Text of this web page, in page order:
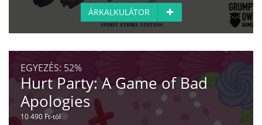
ÁRKALKULÁTOR
EGYEZÉS: 52%
Hurt Party: A Game of Bad
Apologies
10 490 Ft-tól